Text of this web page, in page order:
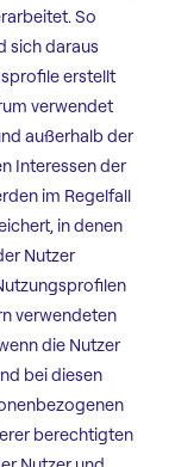
So
sich daraus
erstellt
verwendet
außerhalb der
Interessen der
im Regelfall
in denen
Nutzer
verwendeten
die Nutzer
bei diesen
berechtigten